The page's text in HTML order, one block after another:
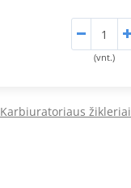
(vnt.)
Karbiuratoriaus žikleriai